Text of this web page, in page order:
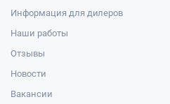
Информация для дилеров
Наши работы
Отзывы
Новости
Вакансии